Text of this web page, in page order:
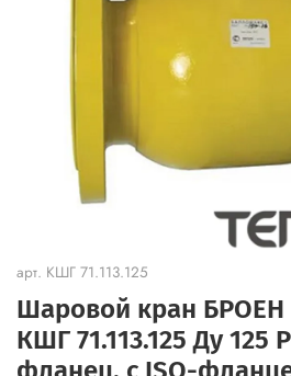
арт. КШГ 71.113.125
Шаровой кран
КШГ 71.113.125 Ду 125